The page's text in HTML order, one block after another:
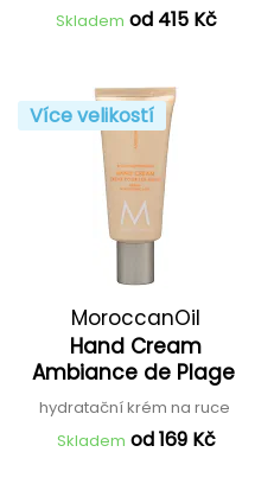
Skladem od 415 Kč
Více velikostí
MoroccanOil
Hand Cream
Ambiance de Plage
hydratační krém na ruce
Skladem od 169 Kč